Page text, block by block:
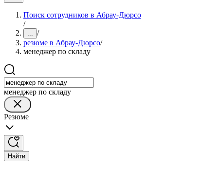
Поиск сотрудников в Абрау-Дюрсо
/
... /
резюме в Абрау-Дюрсо/
менеджер по складу
менеджер по складу
Резюме
Найти